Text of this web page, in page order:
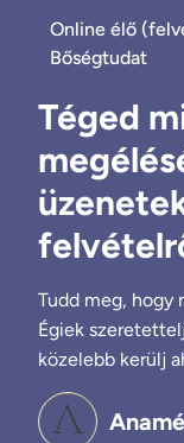
Online élő
Bőségtudat
Téged
Tudd meg, hogy
Égiek
közelebb kerülj